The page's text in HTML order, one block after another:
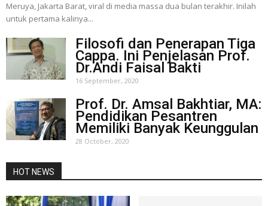
Meruya, Jakarta Barat, viral di media massa dua bulan terakhir. Inilah
untuk pertama kalinya...
Filosofi dan Penerapan Tiga
Cappa. Ini Penjelasan Prof.
Dr.Andi Faisal Bakti
16 September, 2020
Prof. Dr. Amsal Bakhtiar, MA:
Pendidikan Pesantren
Memiliki Banyak Keunggulan
28 October, 2020
HOT NEWS